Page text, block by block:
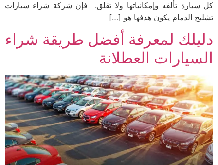
كل سيارة تألفه وإمكانياتها ولا تقلق. فإن شركة شراء سيارات
تشليح الدمام يكون هدفها هو […]
دليلك لمعرفة أفضل طريقة شراء
السيارات العطلانة